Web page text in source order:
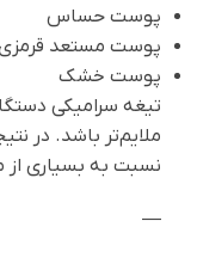
پوست حساس
پوست مستعد
پوست خشک
تیغه سرامیکی
ملایم‌تر باشد. در
نسبت به بسیاری
—